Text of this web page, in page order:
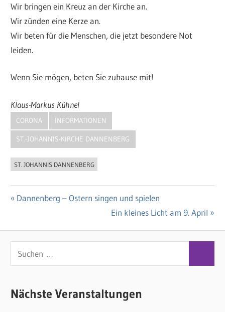
Wir bringen ein Kreuz an der Kirche an.
Wir zünden eine Kerze an.
Wir beten für die Menschen, die jetzt besondere Not
leiden.
Wenn Sie mögen, beten Sie zuhause mit!
Klaus-Markus Kühnel
CORONA INFORMATIONEN
ST.-JOHANNIS-KIRCHE DANNENBERG
ST. JOHANNIS DANNENBERG
Beitragsnavigation
Vorheriger
Dannenberg – Ostern singen und spielen
Nächster
Ein kleines Licht am 9. April
u
h
Nächste Veranstaltungen